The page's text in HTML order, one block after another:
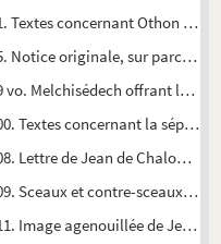
Textes concernant Othon IV,
Notice originale, sur
vo. Melchisédech offrant le
Textes concernant la
Lettre de Jean de Chalon-
Sceaux et contre-sceaux du
Image agenouillée de